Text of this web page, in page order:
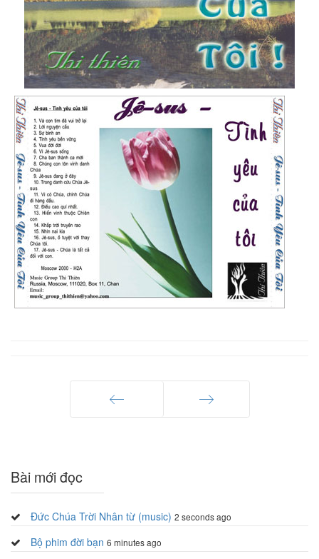
Bài mới đọc
Đức Chúa Trời Nhân từ (music) 2 seconds ago
Bộ phim đời bạn 6 minutes ago